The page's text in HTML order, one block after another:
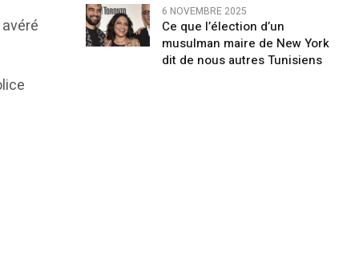
6 NOVEMBRE 2025
Ce que l’élection d’un
musulman maire de New York
dit de nous autres Tunisiens